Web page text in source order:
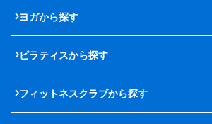
ヨガから探す
ピラティスから探す
フィットネスクラブから探す